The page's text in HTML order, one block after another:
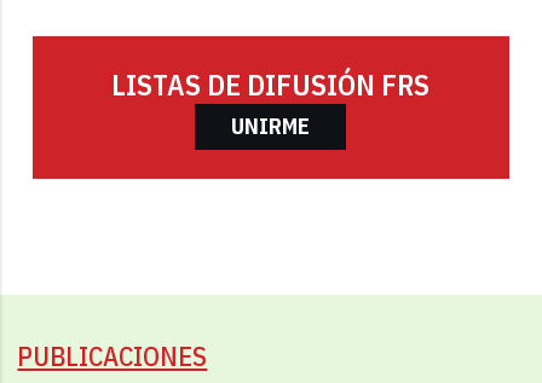
LISTAS DE DIFUSIÓN FRS
UNIRME
PUBLICACIONES